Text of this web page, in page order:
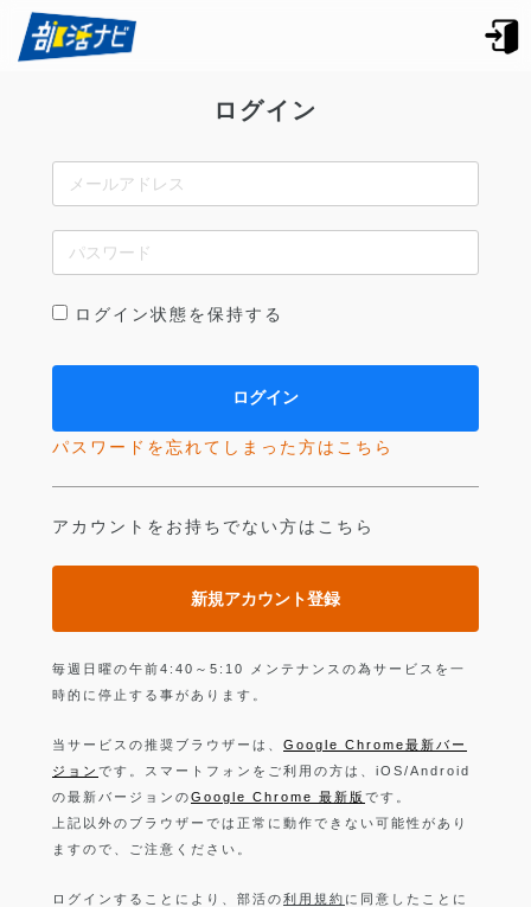
ログイン
ログイン状態を保持する
パスワードを忘れてしまった方はこちら
アカウントをお持ちでない方はこちら
新規アカウント登録
毎週日曜の午前4:40～5:10 メンテナンスの為サービスを一
時的に停止する事があります。
当サービスの推奨ブラウザーは、 Google Chrome最新バー
ジョン です。スマートフォンをご利用の方は、iOS/Android
の最新バージョンのGoogle Chrome 最新版 です。
上記以外のブラウザーでは正常に動作できない可能性があり
ますので、ご注意ください。
ログインすることにより、部活の利用規約 に同意したことに